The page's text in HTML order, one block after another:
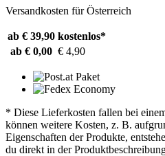
Versandkosten für Österreich
ab € 39,90 kostenlos*
ab € 0,00 € 4,90
* Diese Lieferkosten fallen bei
können weitere Kosten, z. B.
Eigenschaften der Produkte,
du direkt in der